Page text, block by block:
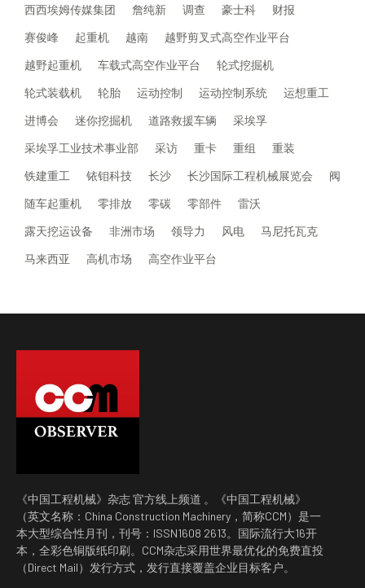
西西埃姆传媒集团
詹纯新 调查 豪士科
财报
赛俊峰
起重机 越南
越野剪叉式高空作业平台
越野起重机
车载式高空作业平台
轮式挖掘机
轮式装载机
轮胎 运动控制 运动控制系统
运想重工
进博会
迷你挖掘机 道路救援车辆
采埃孚
采埃孚工业技术事业部
采访 重卡 重组
重装
铁建重工
铱钼科技 长沙 长沙国际工程机械展览会
阀
随车起重机
零排放 零碳 零部件
雷沃
露天挖运设备
非洲市场 领导力 风电
马尼托瓦克
马来西亚
高机市场 高空作业平台
《中国工程机械》杂志 官方线上频道 。《中国工程机械》
（英文名称：China Construction Machinery，简称CCM）是一
本大型综合性月刊，刊号：ISSN1608 2613。国际流行大16开
本，全彩色铜版纸印刷。CCM杂志采用世界最优化的免费直投
（Direct Mail）发行方式，发行直接覆盖企业目标客户。